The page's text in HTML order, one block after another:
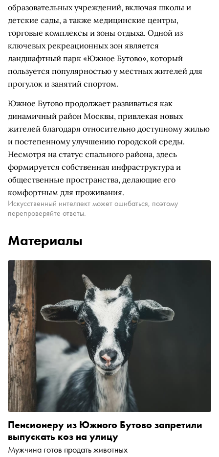
образовательных учреждений, включая школы и
детские сады, а также медицинские центры,
торговые комплексы и зоны отдыха. Одной из
ключевых рекреационных зон является
ландшафтный парк «Южное Бутово», который
пользуется популярностью у местных жителей для
прогулок и занятий спортом.
Южное Бутово продолжает развиваться как
динамичный район Москвы, привлекая новых
жителей благодаря относительно доступному жилью
и постепенному улучшению городской среды.
Несмотря на статус спального района, здесь
формируется собственная инфраструктура и
общественные пространства, делающие его
комфортным для проживания.
Искусственный интеллект может ошибаться, поэтому
перепроверяйте ответы.
Материалы
Пенсионеру из Южного Бутово запретили
выпускать коз на улицу
Мужчина готов продать животных